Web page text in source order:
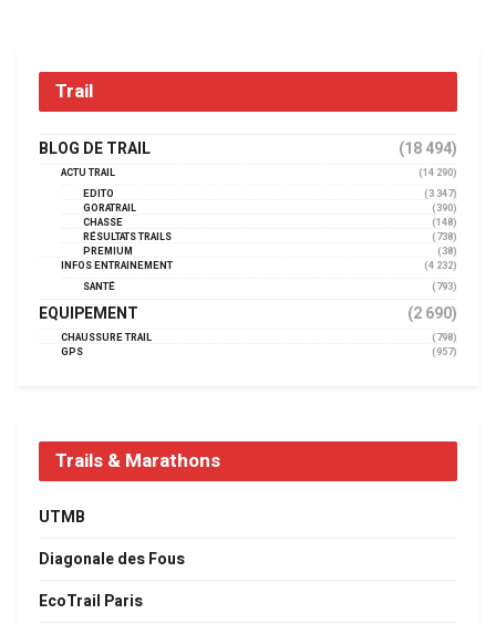
Trail
BLOG DE TRAIL (18 494)
ACTU TRAIL
(14 290)
EDITO
(3 347)
GORATRAIL
(390)
CHASSE
(148)
RÉSULTATS TRAILS
(738)
PREMIUM
(38)
INFOS ENTRAINEMENT
(4 232)
SANTÉ
(793)
EQUIPEMENT (2 690)
CHAUSSURE TRAIL
(798)
GPS
(957)
Trails & Marathons
UTMB
Diagonale des Fous
EcoTrail Paris